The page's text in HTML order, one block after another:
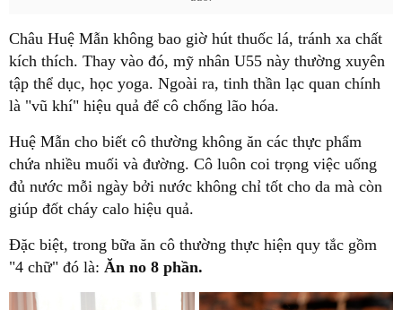
Châu Huệ Mẫn không bao giờ hút thuốc lá, tránh xa chất
kích thích. Thay vào đó, mỹ nhân U55 này thường xuyên
tập thể dục, học yoga. Ngoài ra, tinh thần lạc quan chính
là "vũ khí" hiệu quả để cô chống lão hóa.
Huệ Mẫn cho biết cô thường không ăn các thực phẩm
chứa nhiều muối và đường. Cô luôn coi trọng việc uống
đủ nước mỗi ngày bởi nước không chỉ tốt cho da mà còn
giúp đốt cháy calo hiệu quả.
Đặc biệt, trong bữa ăn cô thường thực hiện quy tắc gồm
"4 chữ" đó là: Ăn no 8 phần.